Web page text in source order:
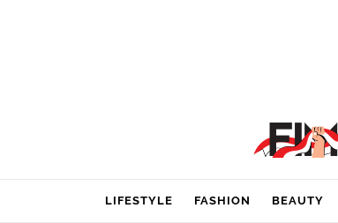
LIFESTYLE FASHION BEAUTY